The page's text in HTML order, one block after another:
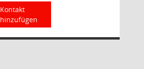
Kontakt
hinzufügen